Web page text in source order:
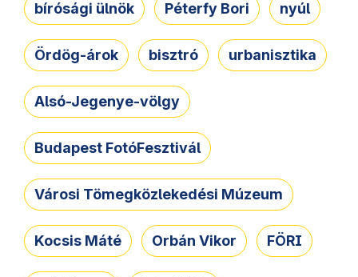
bírósági ülnök Péterfy Bori nyúl
Ördög-árok bisztró urbanisztika
Alsó-Jegenye-völgy
Budapest FotóFesztivál
Városi Tömegközlekedési Múzeum
Kocsis Máté Orbán Vikor FÖRI